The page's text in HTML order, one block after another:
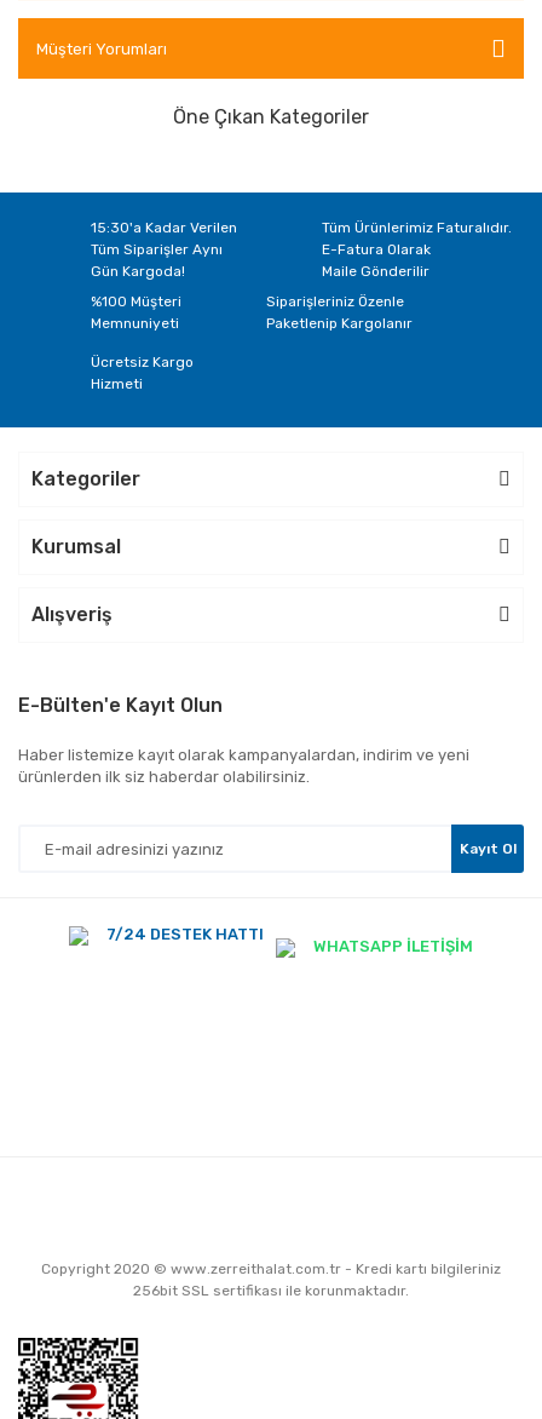
Müşteri Yorumları
Öne Çıkan Kategoriler
15:30'a Kadar Verilen
Tüm Siparişler Aynı
Gün Kargoda!
Tüm Ürünlerimiz Faturalıdır.
E-Fatura Olarak
Maile Gönderilir
%100 Müşteri
Memnuniyeti
Siparişleriniz Özenle
Paketlenip Kargolanır
Ücretsiz Kargo
Hizmeti
Kategoriler
Kurumsal
Alışveriş
E-Bülten'e Kayıt Olun
Haber listemize kayıt olarak kampanyalardan, indirim ve yeni
ürünlerden ilk siz haberdar olabilirsiniz.
Kayıt Ol
7/24 DESTEK HATTI
WHATSAPP İLETİŞİM
Copyright 2020 © www.zerreithalat.com.tr - Kredi kartı bilgileriniz
256bit SSL sertifikası ile korunmaktadır.